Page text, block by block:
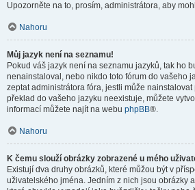
Upozorněte na to, prosím, administrátora, aby
Nahoru
Můj jazyk není na seznamu!
Pokud váš jazyk není na seznamu jazyků, tak ho
nenainstaloval, nebo nikdo toto fórum do vašeho
zeptat administrátora fóra, jestli může
překlad do vašeho jazyku neexistuje, můžete
informací můžete najít na webu phpBB®.
Nahoru
K čemu slouží obrázky zobrazené u mého
Existují dva druhy obrázků, které můžou být v
uživatelského jména. Jedním z nich jsou obrázky